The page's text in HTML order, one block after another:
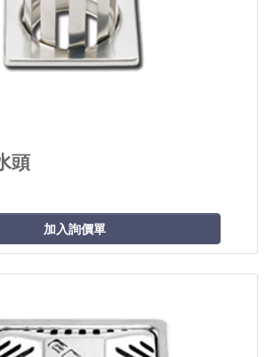
頭
加入詢價單